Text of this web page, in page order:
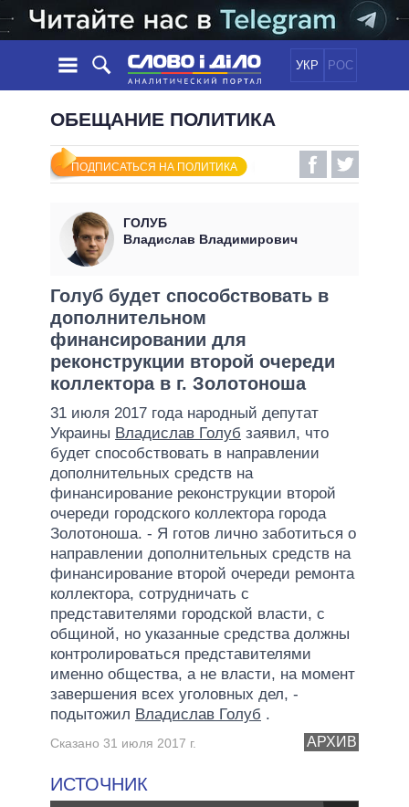
УКР РОС
НОВОСТИ
ЛЕНТА
СОБЫТИЯ
СТАТЬИ
МНЕНИЯ
ОБЗОРЫ
ДАЙДЖЕСТЫ
ПОЛИТИКА
ЭКОНОМИКА
МИР
ОБЕЩАНИЯ
ВСЕ ПОЛИТИКИ
ПРЕЗИДЕНТ И ОФИС
ВЕРХОВНАЯ РАДА
КАБИНЕТ МИНИСТРОВ
ГЛАВЫ ОБЛАДМИНИСТРАЦИЙ
МЭРЫ
ВСЕ ПЕРСОНЫ
ИНФОГРАФИКА
ПОДДЕРЖАТЬ
СРАВНЕНИЕ ПОЛИТИКОВ
ОБЕЩАНИЕ ПОЛИТИКА
ПОДПИСАТЬСЯ НА ПОЛИТИКА
ГОЛУБ
Владислав Владимирович
Голуб будет способствовать в
дополнительном
финансировании для
реконструкции второй очереди
коллектора в г. Золотоноша
31 июля 2017 года народный депутат
Украины Владислав Голуб заявил, что
будет способствовать в направлении
дополнительных средств на
финансирование реконструкции второй
очереди городского коллектора города
Золотоноша. - Я готов лично заботиться о
направлении дополнительных средств на
финансирование второй очереди ремонта
коллектора, сотрудничать с
представителями городской власти, с
общиной, но указанные средства должны
контролироваться представителями
именно общества, а не власти, на момент
завершения всех уголовных дел, -
подытожил Владислав Голуб .
АРХИВ
Сказано 31 июля 2017 г.
ИСТОЧНИК